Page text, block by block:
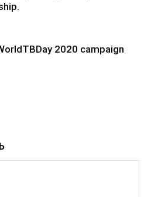
2020 campaign